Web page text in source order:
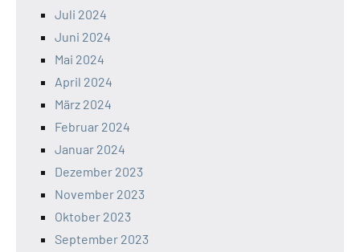
Juli 2024
Juni 2024
Mai 2024
April 2024
März 2024
Februar 2024
Januar 2024
Dezember 2023
November 2023
Oktober 2023
September 2023